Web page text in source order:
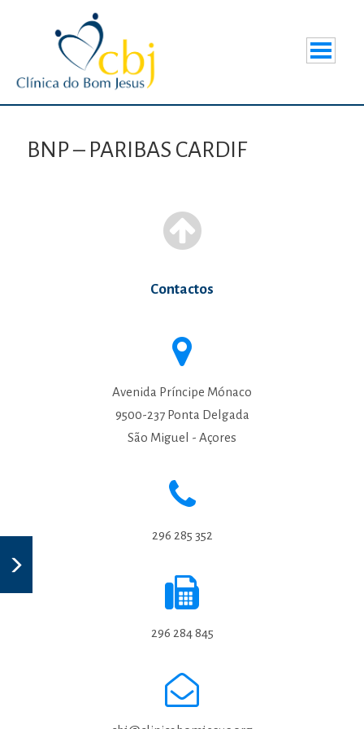
BNP – PARIBAS CARDIF
Contactos
Avenida Príncipe Mónaco
9500-237 Ponta Delgada
São Miguel - Açores
296 285 352
296 284 845